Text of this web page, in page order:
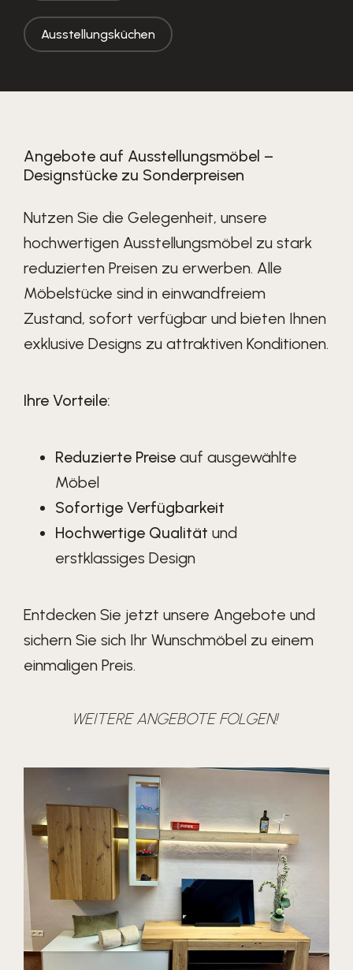
Ausstellungsküchen
Angebote auf Ausstellungsmöbel –
Designstücke zu Sonderpreisen
Nutzen Sie die Gelegenheit, unsere
hochwertigen Ausstellungsmöbel zu stark
reduzierten Preisen zu erwerben. Alle
Möbelstücke sind in einwandfreiem
Zustand, sofort verfügbar und bieten Ihnen
exklusive Designs zu attraktiven Konditionen.
Ihre Vorteile:
Reduzierte Preise auf ausgewählte
Möbel
Sofortige Verfügbarkeit
Hochwertige Qualität und
erstklassiges Design
Entdecken Sie jetzt unsere Angebote und
sichern Sie sich Ihr Wunschmöbel zu einem
einmaligen Preis.
WEITERE ANGEBOTE FOLGEN!